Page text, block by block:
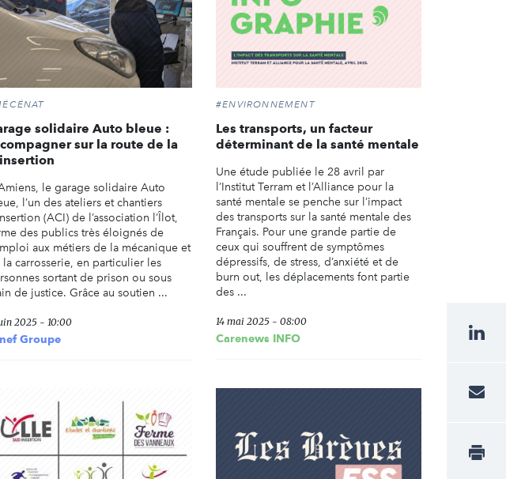
solidaire Auto bleue :
sur la route de la
le garage solidaire Auto
l’un des ateliers et chantiers
(ACI) de l’association l’Îlot,
des publics très éloignés de
aux métiers de la mécanique et
la carrosserie, en particulier les
sortant de prison ou sous
de justice. Grâce au soutien ...
2025 - 10:00
Groupe
#ENVIRONNEMENT
Les transports, un facteur
déterminant de la santé mentale
Une étude publiée le 28 avril par
l’Institut Terram et l’Alliance pour la
santé mentale se penche sur l’impact
des transports sur la santé mentale des
Français. Pour une grande partie de
ceux qui souffrent de symptômes
dépressifs, de stress, d’anxiété et de
burn out, les déplacements font partie
des ...
14 mai 2025 - 08:00
Carenews INFO